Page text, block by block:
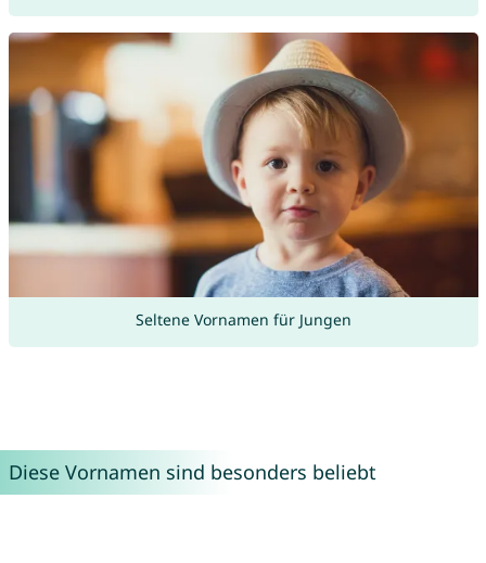
Seltene Vornamen für Jungen
Diese Vornamen sind besonders beliebt